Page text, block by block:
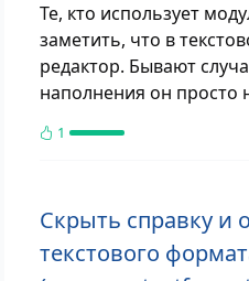
Те, кто использует
заметить, что в
редактор. Бывают
наполнения он просто
1
Скрыть справку и
текстового